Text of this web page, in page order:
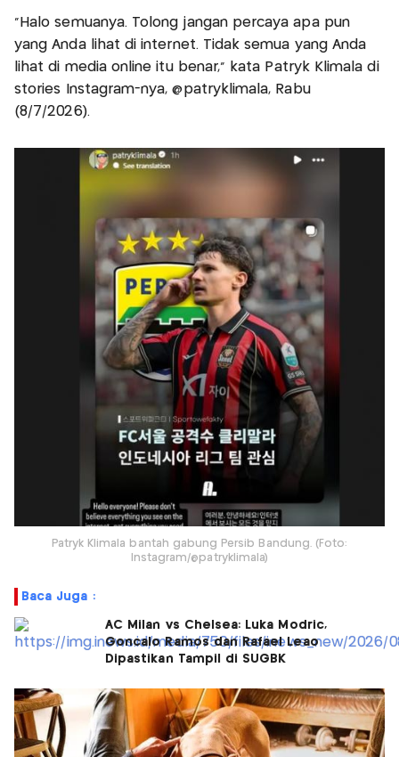
“Halo semuanya. Tolong jangan percaya apa pun
yang Anda lihat di internet. Tidak semua yang Anda
lihat di media online itu benar,” kata Patryk Klimala di
stories Instagram-nya, @patryklimala, Rabu
(8/7/2026).
Patryk Klimala bantah gabung Persib Bandung. (Foto:
Instagram/@patryklimala)
Baca Juga :
AC Milan vs Chelsea: Luka Modric,
Goncalo Ramos dan Rafael Leao
Dipastikan Tampil di SUGBK